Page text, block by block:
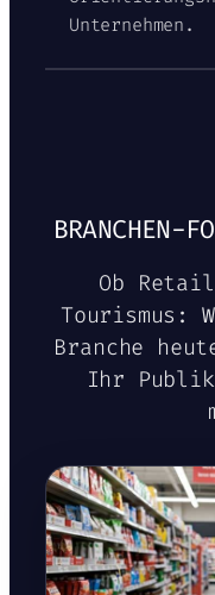
Unternehmen.
BRANCHEN-
Ob
Tourismus:
Branche
Ihr